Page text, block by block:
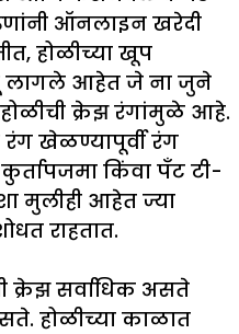
ऑनलाइन खरेदी
होळीच्या खूप
लागले आहेत जे ना जुने
क्रेझ रंगांमुळे आहे.
रंग खेळण्यापूर्वी रंग
किंवा पँट टी-
मुलीही आहेत ज्या
राहतात.
क्रेझ सर्वाधिक असते
होळीच्या काळात